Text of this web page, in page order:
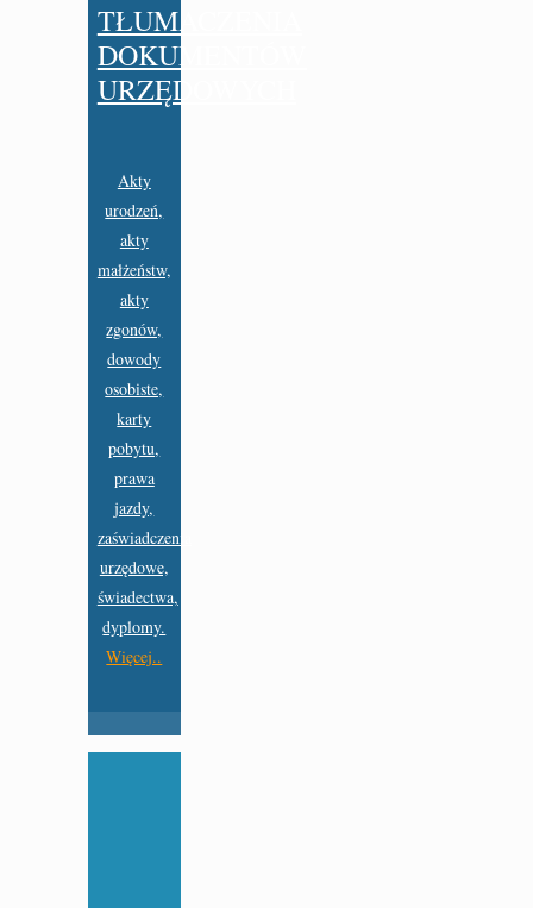
TŁUMACZENIA
DOKUMENTÓW
URZĘDOWYCH
Akty
urodzeń,
akty
małżeństw,
akty
zgonów,
dowody
osobiste,
karty
pobytu,
prawa
jazdy,
zaświadczenia
urzędowe,
świadectwa,
dyplomy.
Więcej..